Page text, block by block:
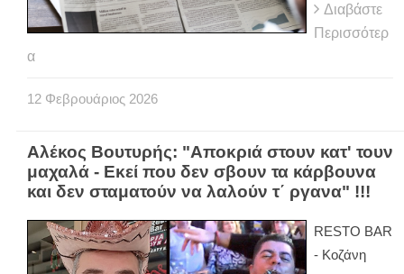
Διαβάστε
Περισσότερ
α
12 Φεβρουάριος 2026
Αλέκος Βουτυρής: "Αποκριά στουν κατ' τουν
μαχαλά - Εκεί που δεν σβουν τα κάρβουνα
και δεν σταματούν να λαλούν τ΄ ργανα" !!!
RESTO BAR
- Κοζάνη